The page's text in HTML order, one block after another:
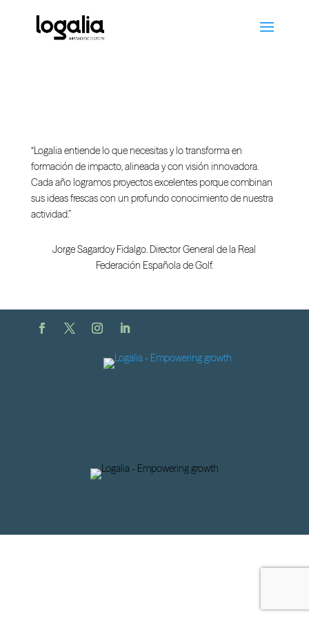
“Logalia entiende lo que necesitas y lo transforma en
formación de impacto, alineada y con visión innovadora.
Cada año logramos proyectos excelentes porque combinan
sus ideas frescas con un profundo conocimiento de nuestra
actividad.”
Jorge Sagardoy Fidalgo. Director General de la Real
Federación Española de Golf.